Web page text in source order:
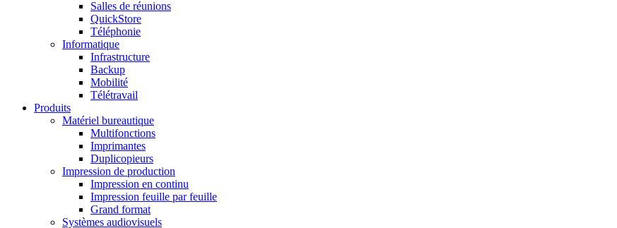
Salles de réunions
QuickStore
Téléphonie
Informatique
Infrastructure
Backup
Mobilité
Télétravail
Produits
Matériel bureautique
Multifonctions
Imprimantes
Duplicopieurs
Impression de production
Impression en continu
Impression feuille par feuille
Grand format
Systèmes audiovisuels